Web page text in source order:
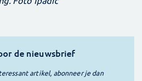
de nieuwsbrief
artikel, abonneer je dan